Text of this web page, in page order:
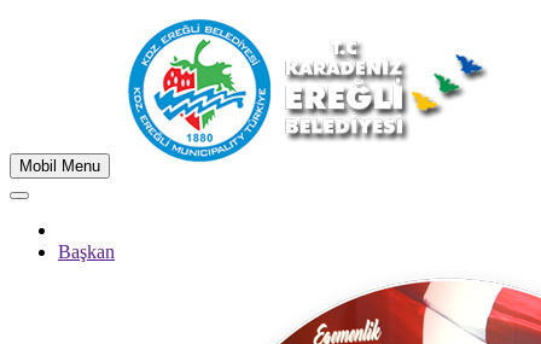
Mobil Menu
Başkan